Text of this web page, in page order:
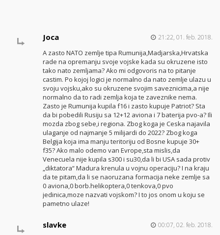
Joca 21:22, 01. feb. 2018.
A zasto NATO zemlje tipa Rumunija,Madjarska,Hrvatska
rade na opremanju svoje vojske kada su okruzene isto
tako nato zemljama? Ako mi odgovoris na to pitanje
castim. Po kojoj logici je normalno da nato zemlje ulazu u
svoju vojsku,ako su okruzene svojim saveznicima,a nije
normalno da to radi zemlja koja te zaveznike nema.
Zasto je Rumunija kupila f16 i zasto kupuje Patriot? Sta
da bi pobedili Rusiju sa 12+12 aviona i 7 baterija pvo-a? Ili
mozda zbog sebe,i regiona. Zbog koga je Ceska najavila
ulaganje od najmanje 5 milijardi do 2022? Zbog koga
Belgija koja ima manju teritoriju od Bosne kupuje 30+
f35? Ako malo odemo van Evrope,sta mislis,da
Venecuela nije kupila s300 i su30,da li bi USA sada protiv
„diktatora“ Madura krenula u vojnu operaciju? I na kraju
da te pitam,da li se naoruzana formacija neke zemlje sa
0 aviona,0 borb.helikoptera,0 tenkova,0 pvo
jedinica,moze nazvati vojskom? I to jos onom u koju se
pametno ulaze!
slavke 00:07, 02. feb. 2018.